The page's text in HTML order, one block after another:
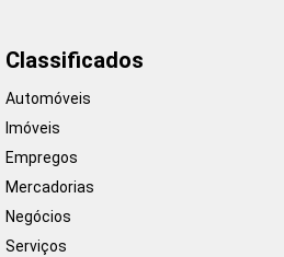
Classificados
Automóveis
Imóveis
Empregos
Mercadorias
Negócios
Serviços